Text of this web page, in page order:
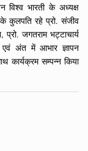
विश्व भारती के अध्यक्ष
के कुलपति रहे प्रो. संजीव
प्रो. जगतराम भट्टाचार्य
अंत में आभार ज्ञापन
कार्यक्रम सम्पन्न किया